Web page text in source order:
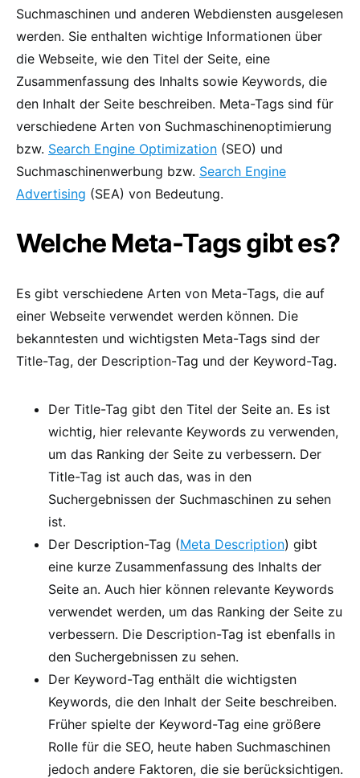
Suchmaschinen und anderen Webdiensten ausgelesen
werden. Sie enthalten wichtige Informationen über
die Webseite, wie den Titel der Seite, eine
Zusammenfassung des Inhalts sowie Keywords, die
den Inhalt der Seite beschreiben. Meta-Tags sind für
verschiedene Arten von Suchmaschinenoptimierung
bzw. Search Engine Optimization (SEO) und
Suchmaschinenwerbung bzw. Search Engine
Advertising (SEA) von Bedeutung.
Welche Meta-Tags gibt es?
Es gibt verschiedene Arten von Meta-Tags, die auf
einer Webseite verwendet werden können. Die
bekanntesten und wichtigsten Meta-Tags sind der
Title-Tag, der Description-Tag und der Keyword-Tag.
Der Title-Tag gibt den Titel der Seite an. Es ist
wichtig, hier relevante Keywords zu verwenden,
um das Ranking der Seite zu verbessern. Der
Title-Tag ist auch das, was in den
Suchergebnissen der Suchmaschinen zu sehen
ist.
Der Description-Tag (Meta Description) gibt
eine kurze Zusammenfassung des Inhalts der
Seite an. Auch hier können relevante Keywords
verwendet werden, um das Ranking der Seite zu
verbessern. Die Description-Tag ist ebenfalls in
den Suchergebnissen zu sehen.
Der Keyword-Tag enthält die wichtigsten
Keywords, die den Inhalt der Seite beschreiben.
Früher spielte der Keyword-Tag eine größere
Rolle für die SEO, heute haben Suchmaschinen
jedoch andere Faktoren, die sie berücksichtigen.